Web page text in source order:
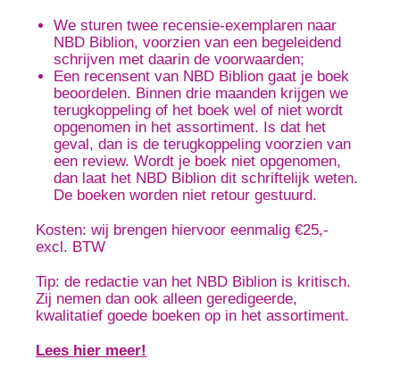
We sturen twee recensie-exemplaren naar
NBD Biblion, voorzien van een begeleidend
schrijven met daarin de voorwaarden;
Een recensent van NBD Biblion gaat je boek
beoordelen. Binnen drie maanden krijgen we
terugkoppeling of het boek wel of niet wordt
opgenomen in het assortiment. Is dat het
geval, dan is de terugkoppeling voorzien van
een review. Wordt je boek niet opgenomen,
dan laat het NBD Biblion dit schriftelijk weten.
De boeken worden niet retour gestuurd.
Kosten: wij brengen hiervoor eenmalig €25,-
excl. BTW
Tip: de redactie van het NBD Biblion is kritisch.
Zij nemen dan ook alleen geredigeerde,
kwalitatief goede boeken op in het assortiment.
Lees hier meer!